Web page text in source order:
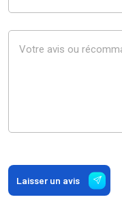
Laisser un avis